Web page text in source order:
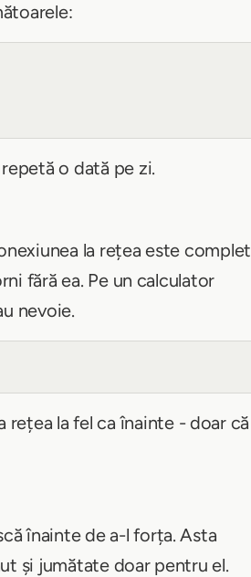
o dată pe zi.
la rețea este complet
fără ea. Pe un calculator
nevoie.
la fel ca înainte - doar că
înainte de a-l forța. Asta
și jumătate doar pentru el.